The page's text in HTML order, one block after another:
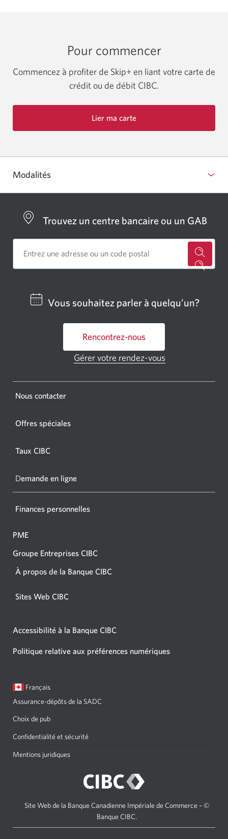
Pour commencer
Commencez à profiter de Skip+ en liant votre carte de
crédit ou de débit CIBC.
Lier ma carte
fenêtre
Modalités
Trouvez un centre bancaire ou un GAB
centre
Une
Vous souhaitez parler à quelqu’un?
Rencontrez-nous
Une
fenêtre
Gérer votre rendez-vous
Nous contacter
Offres spéciales
Taux CIBC
Demande en ligne
Finances personnelles
PME
Groupe Entreprises CIBC
À propos de la Banque CIBC
Sites Web CIBC
Accessibilité à la Banque CIBC
Politique relative aux préférences numériques
Langue
Français
de
Assurance-dépôts de la SADC
Choix de pub
Confidentialité et sécurité
Mentions juridiques
Site Web de la Banque Canadienne Impériale de Commerce – ©
Banque CIBC.